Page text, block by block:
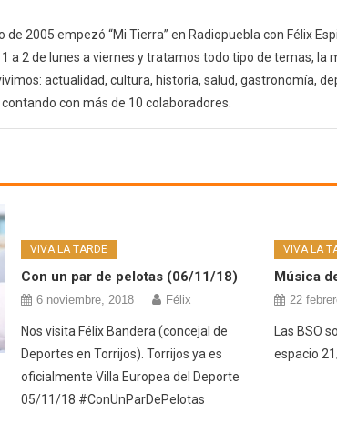
de 2005 empezó “Mi Tierra” en Radiopuebla con Félix
a 2 de lunes a viernes y tratamos todo tipo de temas, la
actualidad, cultura, historia, salud, gastronomía,
con más de 10 colaboradores.
VIVA LA TARDE
Con un par de pelotas (06/11/18)
6 noviembre, 2018 Félix
Nos visita Félix Bandera (concejal de
Deportes en Torrijos). Torrijos ya es
oficialmente Villa Europea del Deporte
05/11/18 #ConUnParDePelotas
VIVA LA
Música
22
Las BSO
espacio